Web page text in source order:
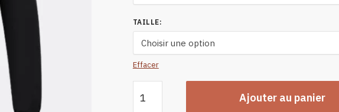
TAILLE:
Effacer
de
Ajouter au panier